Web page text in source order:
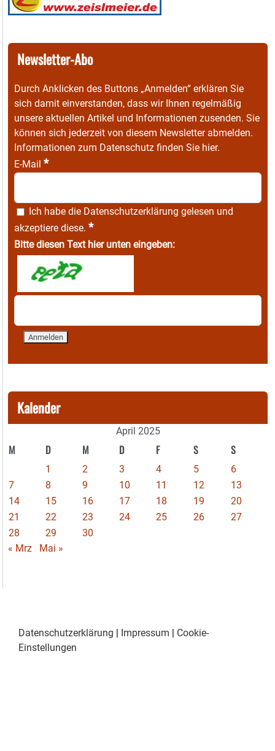
Newsletter-Abo
Durch Anklicken des Buttons „Anmelden“ erklären Sie
sich damit einverstanden, dass wir Ihnen regelmäßig
unsere aktuellen Artikel und Informationen zusenden. Sie
können sich jederzeit von diesem Newsletter abmelden.
Informationen zum Datenschutz finden Sie hier.
E-Mail *
Ich habe die Datenschutzerklärung gelesen und
akzeptiere diese. *
Bitte diesen Text hier unten eingeben:
Kalender
April 2025
M D M D F S S
1 2 3 4 5
6
7
8 9 10 11 12
13
14
15 16 17 18 19
20
21
22 23 24 25 26
27
28
29
30
« Mrz
Mai »
Datenschutzerklärung | Impressum | Cookie-
Einstellungen